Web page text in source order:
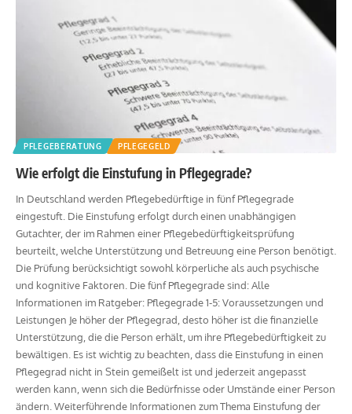
PFLEGEBERATUNG PFLEGEGELD
Wie erfolgt die Einstufung in Pflegegrade?
In Deutschland werden Pflegebedürftige in fünf Pflegegrade
eingestuft. Die Einstufung erfolgt durch einen unabhängigen
Gutachter, der im Rahmen einer Pflegebedürftigkeitsprüfung
beurteilt, welche Unterstützung und Betreuung eine Person benötigt.
Die Prüfung berücksichtigt sowohl körperliche als auch psychische
und kognitive Faktoren. Die fünf Pflegegrade sind: Alle
Informationen im Ratgeber: Pflegegrade 1-5: Voraussetzungen und
Leistungen Je höher der Pflegegrad, desto höher ist die finanzielle
Unterstützung, die die Person erhält, um ihre Pflegebedürftigkeit zu
bewältigen. Es ist wichtig zu beachten, dass die Einstufung in einen
Pflegegrad nicht in Stein gemeißelt ist und jederzeit angepasst
werden kann, wenn sich die Bedürfnisse oder Umstände einer Person
ändern. Weiterführende Informationen zum Thema Einstufung der